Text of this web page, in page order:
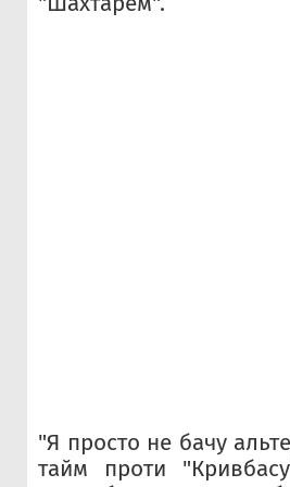
"Я просто не бачу
тайм проти